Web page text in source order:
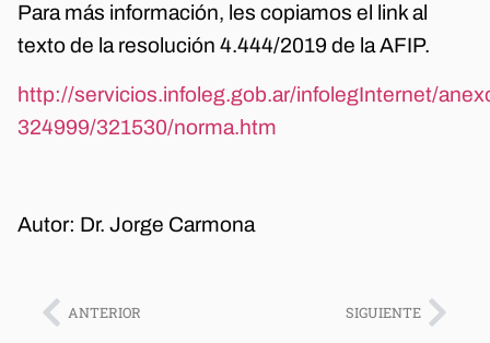
Para más información, les copiamos el link al
texto de la resolución 4.444/2019 de la AFIP.
http://servicios.infoleg.gob.ar/infolegInternet/
324999/321530/norma.htm
Autor: Dr. Jorge Carmona
ANTERIOR SIGUIENTE